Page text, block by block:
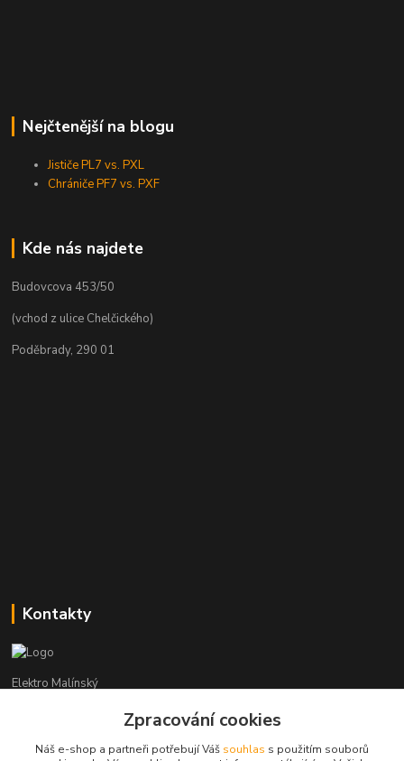
Nejčtenější na blogu
Jističe PL7 vs. PXL
Chrániče PF7 vs. PXF
Kde nás najdete
Budovcova 453/50
(vchod z ulice Chelčického)
Poděbrady, 290 01
Kontakty
Elektro Malínský
+420 608 255 160
Zpracování cookies
Náš e-shop a partneři potřebují Váš souhlas s použitím souborů